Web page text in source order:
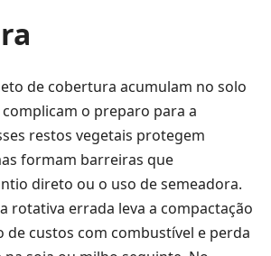
de cobertura acumulam no solo
o preparo para a
restos vegetais protegem
formam barreiras que
direto ou o uso de semeadora.
rotativa errada leva a compactação
de custos com combustível e perda